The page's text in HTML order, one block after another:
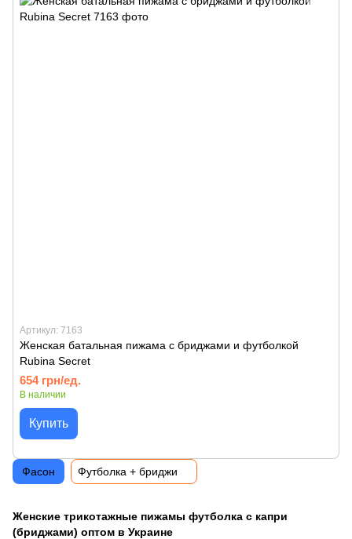
Артикул: 7163
Женская батальная пижама с бриджами и футболкой
Rubina Secret
654 грн/ед.
В наличии
Купить
Женские трикотажные пижамы футболка с капри
(бриджами) оптом в Украине
Фасон Футболка + бриджи